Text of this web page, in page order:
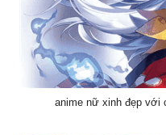
anime nữ xinh đẹp với